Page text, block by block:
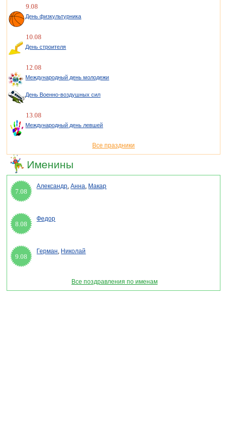
9.08
День физкультурника
10.08
День строителя
12.08
Международный день молодежи
День Военно-воздушных сил
13.08
Международный день левшей
Все праздники
Именины
7.08
Александр,Анна, Макар
8.08
Федор
9.08
Герман, Николай
Все поздравления по именам